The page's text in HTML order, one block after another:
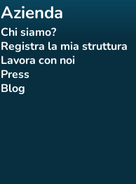
Azienda
Chi siamo?(nuova scheda)
Registra la mia struttura
(nuova scheda)
Lavora con noi
(nuova scheda)
Press(nuova scheda)
Blog(nuova scheda)